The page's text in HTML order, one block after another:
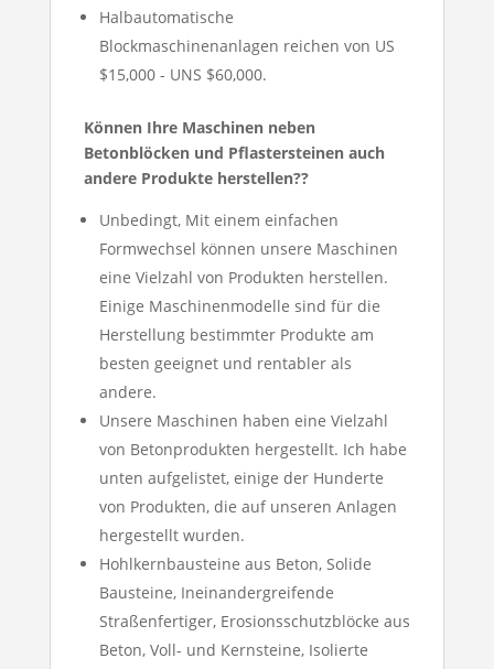
Halbautomatische
Blockmaschinenanlagen reichen von US
$15,000 - UNS $60,000.
Können Ihre Maschinen neben
Betonblöcken und Pflastersteinen auch
andere Produkte herstellen??
Unbedingt, Mit einem einfachen
Formwechsel können unsere Maschinen
eine Vielzahl von Produkten herstellen.
Einige Maschinenmodelle sind für die
Herstellung bestimmter Produkte am
besten geeignet und rentabler als
andere.
Unsere Maschinen haben eine Vielzahl
von Betonprodukten hergestellt. Ich habe
unten aufgelistet, einige der Hunderte
von Produkten, die auf unseren Anlagen
hergestellt wurden.
Hohlkernbausteine ​​aus Beton, Solide
Bausteine, Ineinandergreifende
Straßenfertiger, Erosionsschutzblöcke aus
Beton, Voll- und Kernsteine, Isolierte